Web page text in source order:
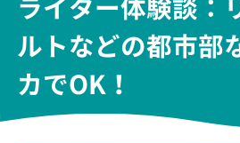
ルトなどの都市部
カでOK！